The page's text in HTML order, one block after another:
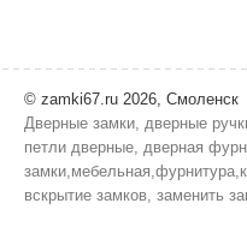
© zamki67.ru 2026, Смоленск
Дверные замки, дверные
петли дверные, дверная
вскрытие замков, заменить